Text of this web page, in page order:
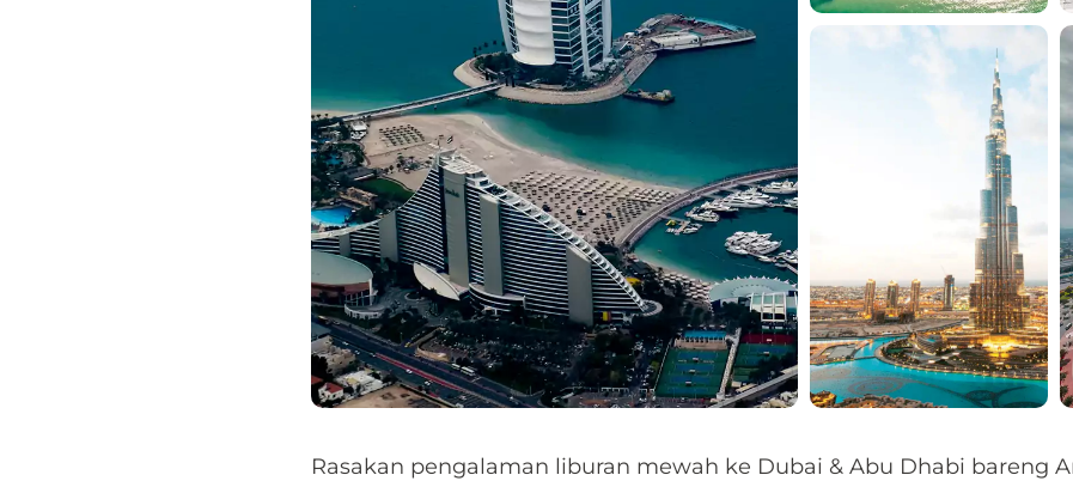
Rasakan pengalaman liburan mewah ke Dubai & Abu Dhabi bareng